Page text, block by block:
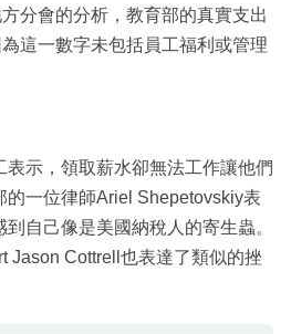
分會的分析，教育部的真實支出
這一數字未包括員工福利或管理
示，領取薪水卻無法工作讓他們
的一位律師Ariel Shepetovskiy表
自己像是美國納稅人的寄生蟲。
Jason Cottrell也表達了類似的挫